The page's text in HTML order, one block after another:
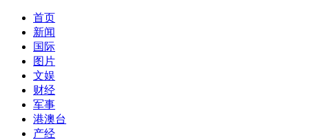
首页
新闻
国际
图片
文娱
财经
军事
港澳台
产经